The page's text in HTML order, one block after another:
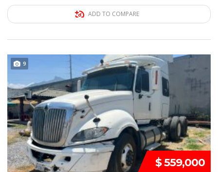
ADD TO COMPARE
9 REMATE!!!
$ 559,000